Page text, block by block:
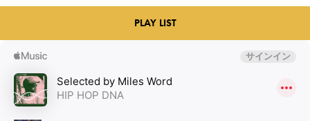
PLAY LIST